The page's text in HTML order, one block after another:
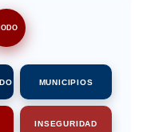
MUNICIPIOS
INSEGURIDAD